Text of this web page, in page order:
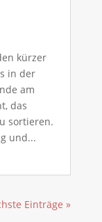
kürzer
in der
am
das
sortieren.
und...
Einträge »